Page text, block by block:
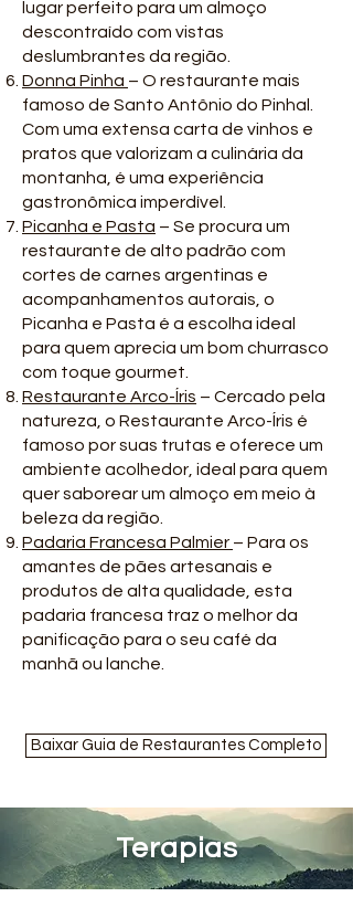
lugar perfeito para um almoço
descontraído com vistas
deslumbrantes da região.
Donna Pinha – O restaurante mais
famoso de Santo Antônio do Pinhal.
Com uma extensa carta de vinhos e
pratos que valorizam a culinária da
montanha, é uma experiência
gastronômica imperdível.
Picanha e Pasta – Se procura um
restaurante de alto padrão com
cortes de carnes argentinas e
acompanhamentos autorais, o
Picanha e Pasta é a escolha ideal
para quem aprecia um bom churrasco
com toque gourmet.
Restaurante Arco-Íris – Cercado pela
natureza, o Restaurante Arco-Íris é
famoso por suas trutas e oferece um
ambiente acolhedor, ideal para quem
quer saborear um almoço em meio à
beleza da região.
Padaria Francesa Palmier – Para os
amantes de pães artesanais e
produtos de alta qualidade, esta
padaria francesa traz o melhor da
panificação para o seu café da
manhã ou lanche.
Baixar Guia de Restaurantes Completo
Terapias